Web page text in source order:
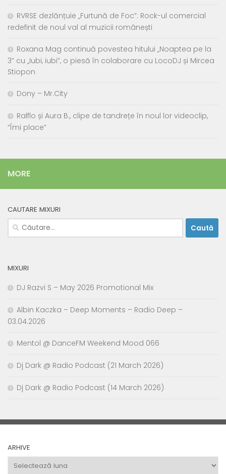
RVRSE dezlănțuie „Furtună de Foc”: Rock-ul comercial
redefinit de noul val al muzicii românești
Roxana Mag continuă povestea hitului „Noaptea pe la
3” cu „Iubi, iubi”, o piesă în colaborare cu LocoDJ și Mircea
Stiopon
Dony – Mr.City
Ralflo și Aura B., clipe de tandrețe în noul lor videoclip,
“Îmi place”
MORE
CAUTARE MIXURI
Caută
după:
MIXURI
DJ Razvi S – May 2026 Promotional Mix
Albin Kaczka – Deep Moments – Radio Deep –
03.04.2026
Mentol @ DanceFM Weekend Mood 066
Dj Dark @ Radio Podcast (21 March 2026)
Dj Dark @ Radio Podcast (14 March 2026)
ARHIVE
Arhive